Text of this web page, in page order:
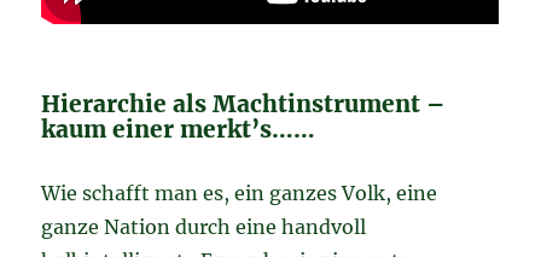
Hierarchie als Machtinstrument –
kaum einer merkt’s……
Wie schafft man es, ein ganzes Volk, eine
ganze Nation durch eine handvoll